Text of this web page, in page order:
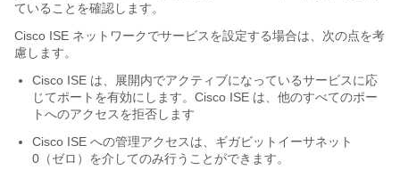
ていることを確認します。
Cisco ISE ネットワークでサービスを設定する場合は、次の点を考
慮します。
Cisco ISE は、展開内でアクティブになっているサービスに応
じてポートを有効にします。Cisco ISE は、他のすべてのポー
トへのアクセスを拒否します
Cisco ISE への管理アクセスは、ギガビットイーサネット
0（ゼロ）を介してのみ行うことができます。